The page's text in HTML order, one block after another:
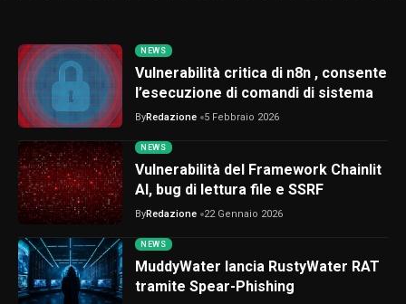
NEWS
Vulnerabilità critica di n8n , consente
l’esecuzione di comandi di sistema
ByRedazione 5 Febbraio 2026
NEWS
Vulnerabilità del Framework Chainlit
AI, bug di lettura file e SSRF
ByRedazione 22 Gennaio 2026
NEWS
MuddyWater lancia RustyWater RAT
tramite Spear-Phishing